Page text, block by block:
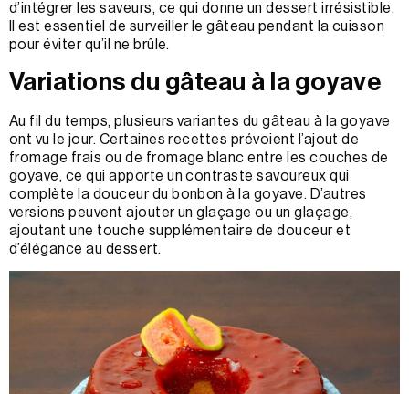
d’intégrer les saveurs, ce qui donne un dessert irrésistible.
Il est essentiel de surveiller le gâteau pendant la cuisson
pour éviter qu’il ne brûle.
Variations du gâteau à la goyave
Au fil du temps, plusieurs variantes du gâteau à la goyave
ont vu le jour. Certaines recettes prévoient l’ajout de
fromage frais ou de fromage blanc entre les couches de
goyave, ce qui apporte un contraste savoureux qui
complète la douceur du bonbon à la goyave. D’autres
versions peuvent ajouter un glaçage ou un glaçage,
ajoutant une touche supplémentaire de douceur et
d’élégance au dessert.